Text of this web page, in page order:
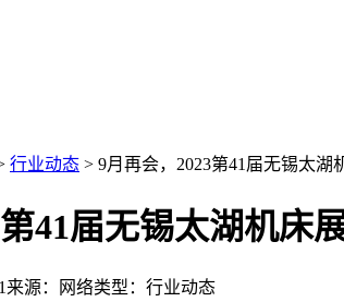
行业动态 > 9月再会，2023第41届无锡太湖
41届无锡太湖机床
来源：网络类型： 行业动态